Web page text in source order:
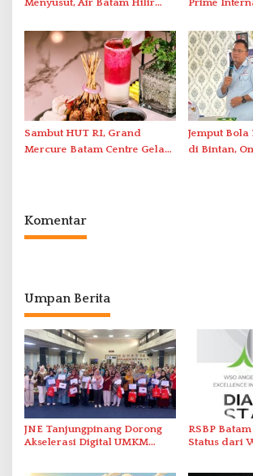
Menyusut, Air Batam Hilir
Antar-IPAM
Prime
2026 di
Abdul Jamal
Sambut HUT RI, Grand
Mercure Batam Centre Gelar
Jemput Bola
di Bintan,
Komentar
Umpan Berita
JNE Tanjungpinang Dorong
Akselerasi Digital UMKM
RSBP
Status dari